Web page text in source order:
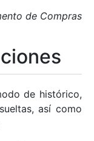
de Compras
de histórico,
así como